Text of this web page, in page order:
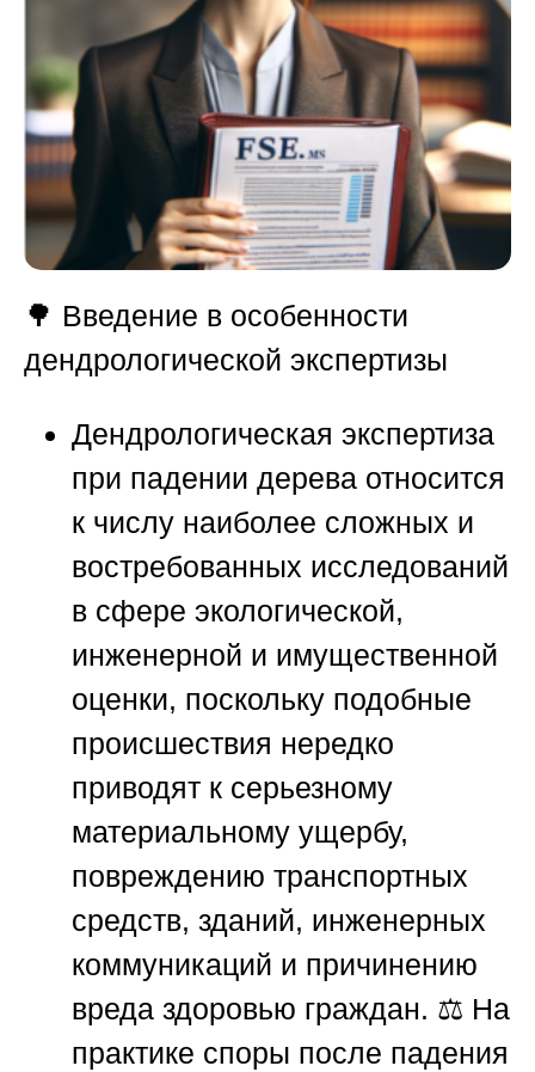
🌳 Введение в особенности
дендрологической экспертизы
Дендрологическая экспертиза
при падении дерева относится
к числу наиболее сложных и
востребованных исследований
в сфере экологической,
инженерной и имущественной
оценки, поскольку подобные
происшествия нередко
приводят к серьезному
материальному ущербу,
повреждению транспортных
средств, зданий, инженерных
коммуникаций и причинению
вреда здоровью граждан. ⚖️ На
практике споры после падения